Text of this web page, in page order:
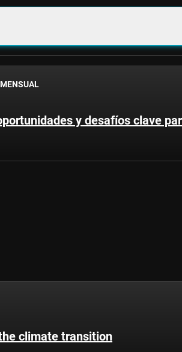
y desafíos clave
climate transition